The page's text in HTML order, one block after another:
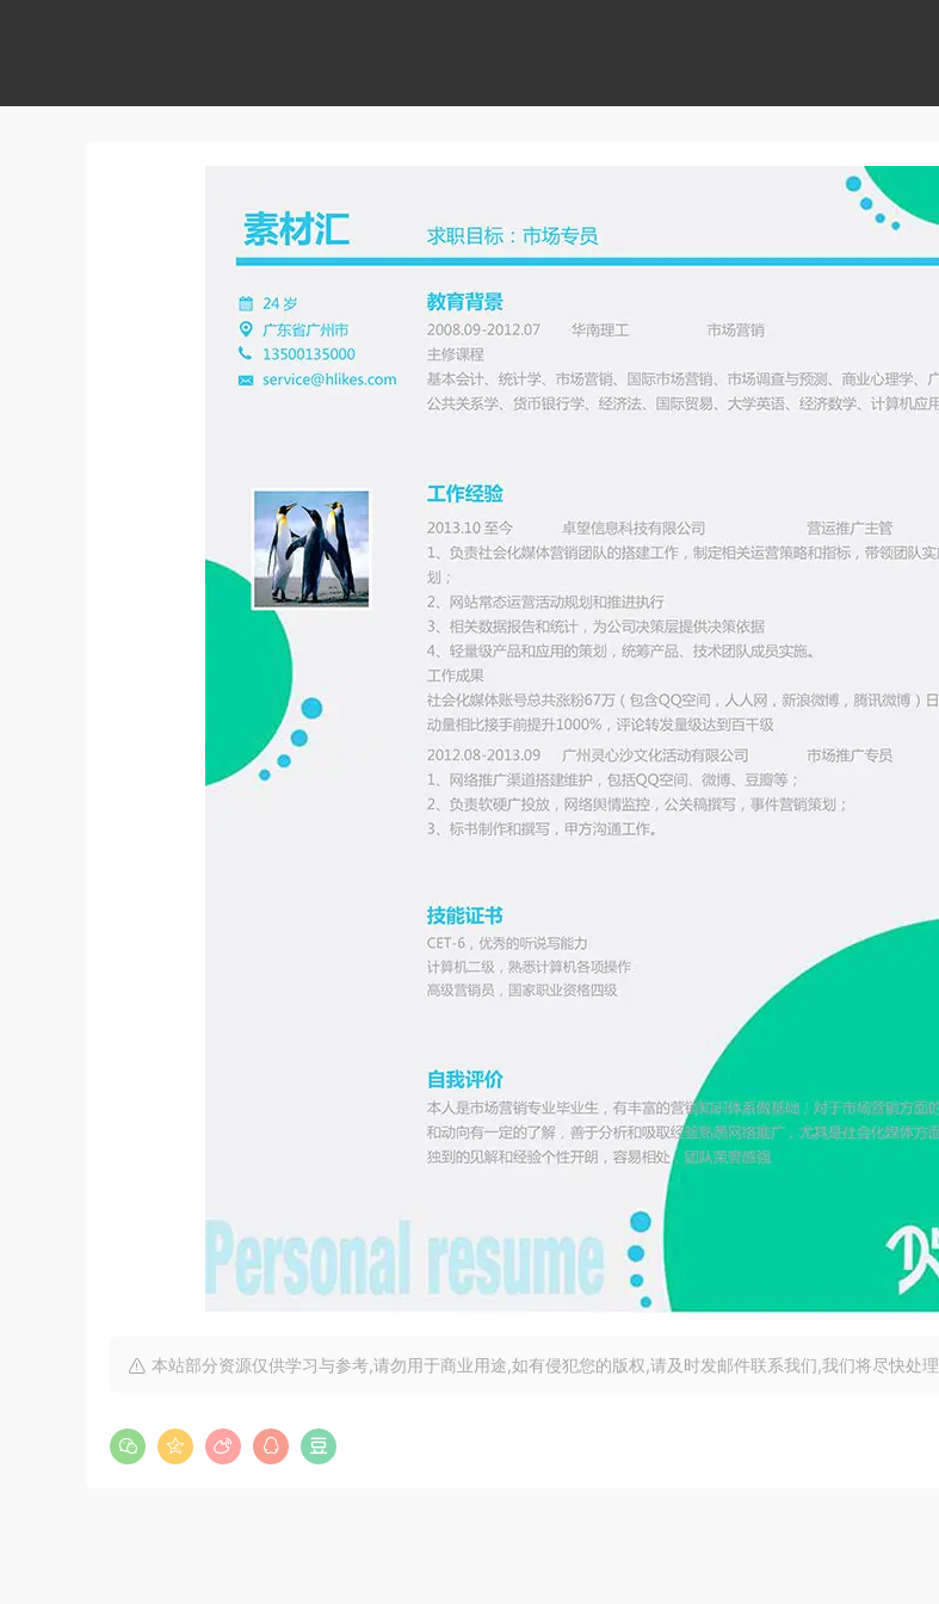
本站部分资源仅供学习与参考,请勿用于商业用途,如有侵犯您的版权,请及时发邮件联系我们,我们将尽快处理